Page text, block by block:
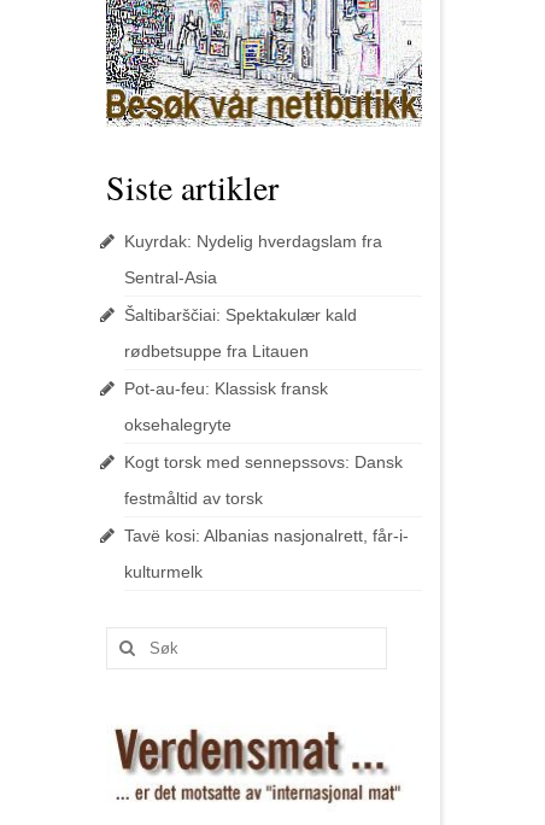
Siste artikler
Kuyrdak: Nydelig hverdagslam fra
Sentral-Asia
Šaltibarščiai: Spektakulær kald
rødbetsuppe fra Litauen
Pot-au-feu: Klassisk fransk
oksehalegryte
Kogt torsk med sennepssovs: Dansk
festmåltid av torsk
Tavë kosi: Albanias nasjonalrett, får-i-
kulturmelk